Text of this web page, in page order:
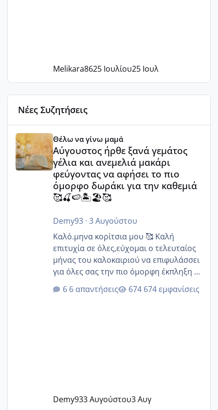
Melikara8625 Ιουλίου25 Ιουλ
Νέες Συζητήσεις
Αύγουστος ήρθε ξανά γεμάτος γέλια και ανεμελιά
Θέλω να γίνω μαμά
Αύγουστος ήρθε ξανά γεμάτος
γέλια και ανεμελιά μακάρι
φεύγοντας να αφήσει το πιο
όμορφο δωράκι για την καθεμιά
🥰🍒🍉🏝️🏖️🥰
Demy93· 3 Αυγούστου
Καλό.μηνα κορίτσια μου 🥰 Καλή
επιτυχία σε όλες,εύχομαι ο τελευταίος
μήνας του καλοκαιριού να επιφυλάσσει
για όλες σας την πιο όμορφη έκπληξη 🧿
@Elk @Melikara86 @Παρασκευαιδου
@Zenia z @melitiniღ @Christi.D.
6 απαντήσεις 674 εμφανίσεις
Demy933 Αυγούστου3 Αυγ